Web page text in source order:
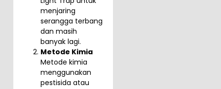
menjaring
serangga terbang
dan masih
banyak lagi.
Metode Kimia
Metode kimia
menggunakan
pestisida atau